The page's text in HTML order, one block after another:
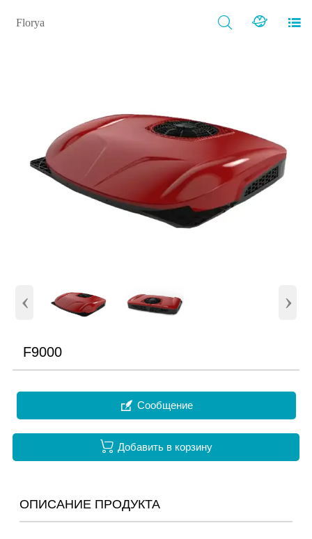
Florya   
‹ ›
F9000
 Сообщение
 Добавить в корзину
ОПИСАНИЕ ПРОДУКТА